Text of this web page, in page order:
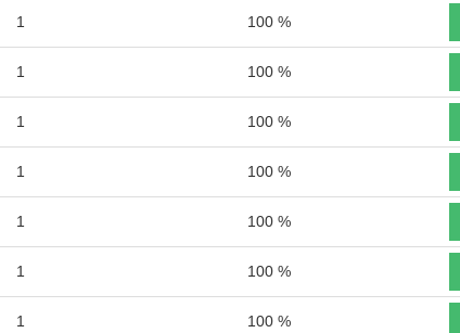
1 100 %
1 100 %
1 100 %
1 100 %
1 100 %
1 100 %
1 100 %